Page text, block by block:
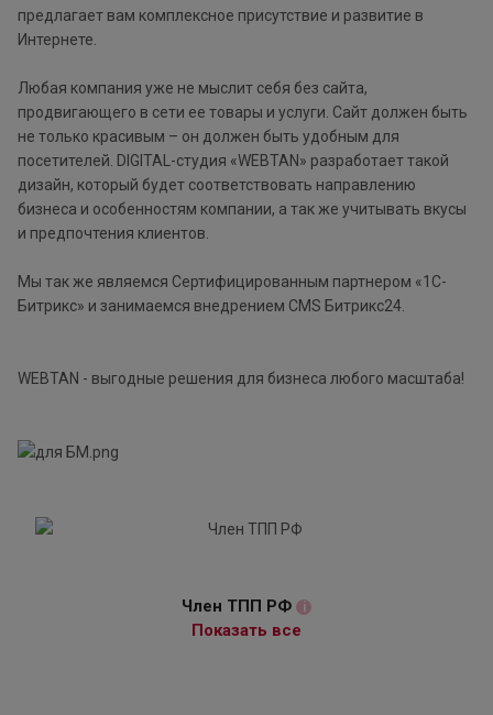
предлагает вам комплексное присутствие и развитие в
Интернете.
Любая компания уже не мыслит себя без сайта,
продвигающего в сети ее товары и услуги. Сайт должен быть
не только красивым – он должен быть удобным для
посетителей. DIGITAL-cтудия «WEBTAN» разработает такой
дизайн, который будет соответствовать направлению
бизнеса и особенностям компании, а так же учитывать вкусы
и предпочтения клиентов.
Мы так же являемся Сертифицированным партнером «1С-
Битрикс» и занимаемся внедрением CMS Битрикс24.
WEBTAN - выгодные решения для бизнеса любого масштаба!
Член ТПП РФ i
Показать все